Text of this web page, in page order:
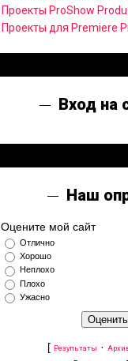
Проекты ProShow
Проекты для Premiere
Вход на
Наш
Оцените мой сайт
Отлично
Хорошо
Неплохо
Плохо
Ужасно
[ Результаты ·